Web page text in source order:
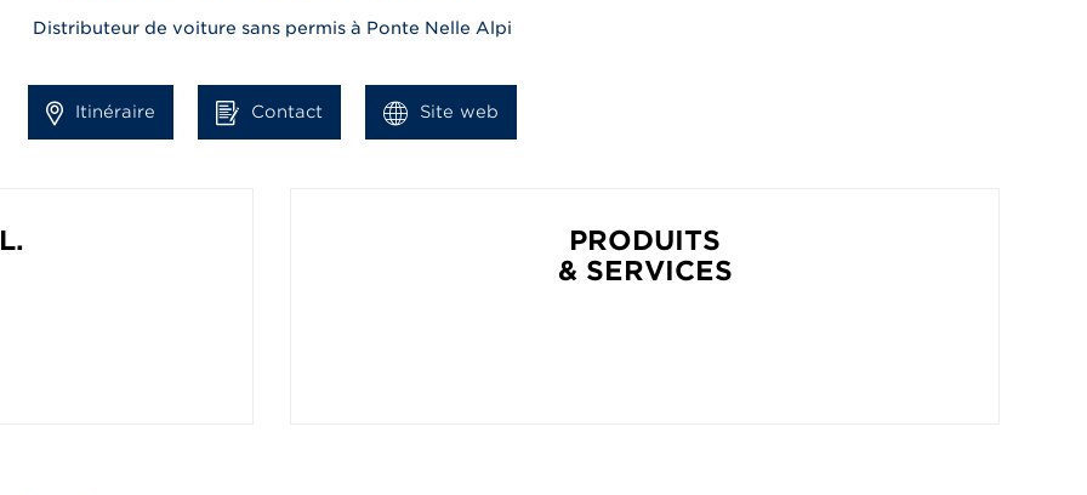
Distributeur de voiture sans permis à Ponte Nelle Alpi
Itinéraire Contact Site web
PRODUITS
& SERVICES